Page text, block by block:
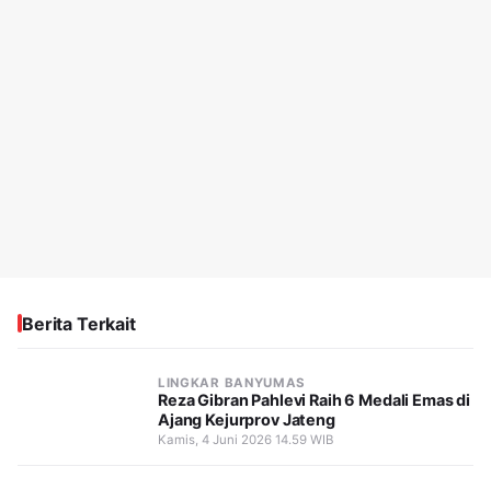
Berita Terkait
LINGKAR BANYUMAS
Reza Gibran Pahlevi Raih 6 Medali Emas di
Ajang Kejurprov Jateng
Kamis, 4 Juni 2026 14.59 WIB